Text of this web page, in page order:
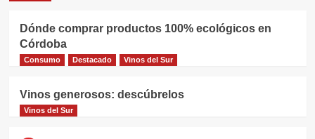
Dónde comprar productos 100% ecológicos en
Córdoba
Consumo Destacado Vinos del Sur
Vinos generosos: descúbrelos
Vinos del Sur